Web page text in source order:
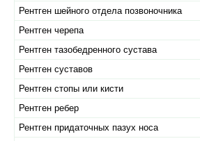
Рентген шейного отдела позвоночника
Рентген черепа
Рентген тазобедренного сустава
Рентген суставов
Рентген стопы или кисти
Рентген ребер
Рентген придаточных пазух носа